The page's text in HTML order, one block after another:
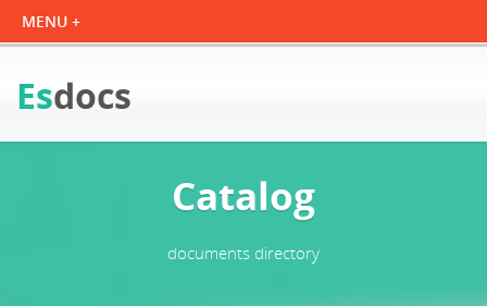
Esdocs
Catalog
documents directory